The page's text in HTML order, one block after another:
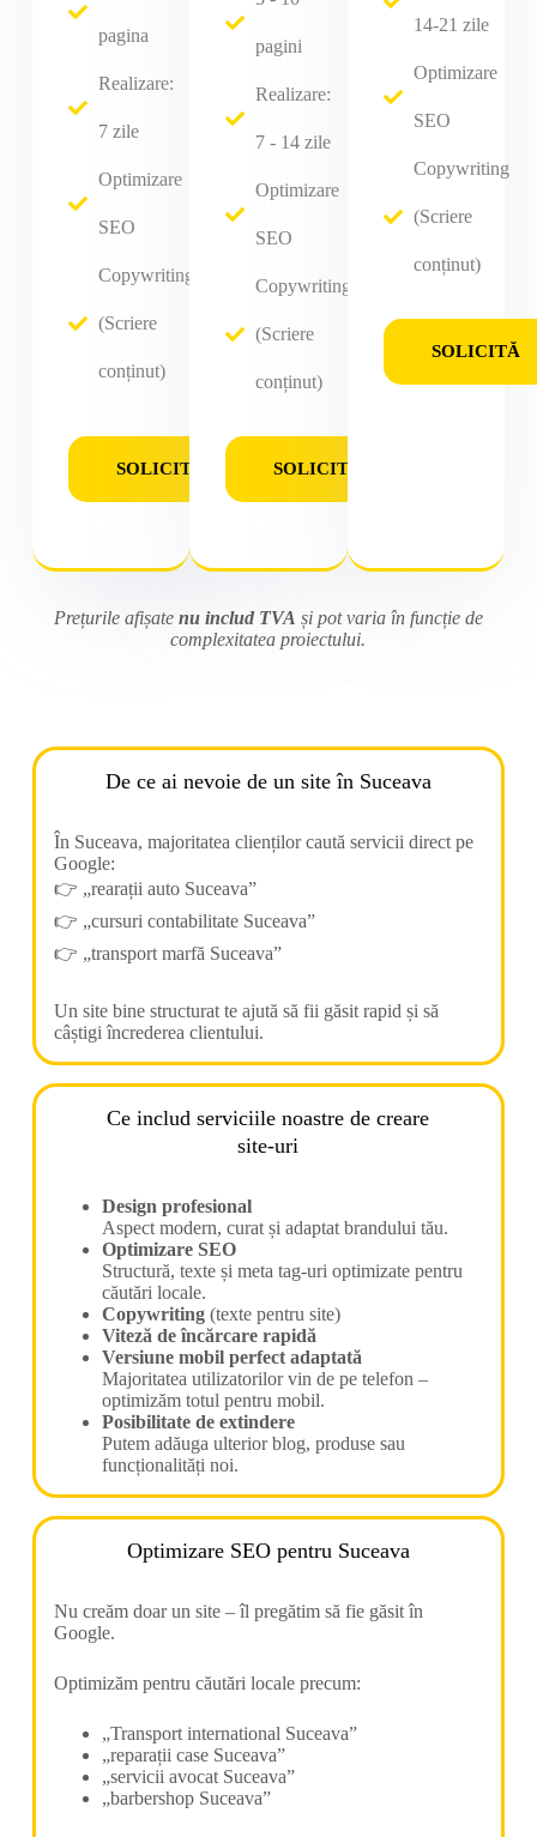
pagina
Realizare:
7 zile
Optimizare
SEO
Copywriting
(Scriere
conținut)
SOLICITĂ
pagini
Realizare:
7 - 14 zile
Optimizare
SEO
Copywriting
(Scriere
conținut)
SOLICITĂ
14-21 zile
Optimizare
SEO
Copywriting
(Scriere
conținut)
SOLICITĂ
Prețurile afișate nu includ TVA și pot varia în funcție de
complexitatea proiectului.
De ce ai nevoie de un site în Suceava
În Suceava, majoritatea clienților caută servicii direct pe
Google:
👉 „rearații auto Suceava”
👉 „cursuri contabilitate Suceava”
👉 „transport marfă Suceava”
Un site bine structurat te ajută să fii găsit rapid și să
câștigi încrederea clientului.
Ce includ serviciile noastre de creare
site-uri
Design profesional
Aspect modern, curat și adaptat brandului tău.
Optimizare SEO
Structură, texte și meta tag-uri optimizate pentru
căutări locale.
Copywriting(texte pentru site)
Viteză de încărcare rapidă
Versiune mobil perfect adaptată
Majoritatea utilizatorilor vin de pe telefon –
optimizăm totul pentru mobil.
Posibilitate de extindere
Putem adăuga ulterior blog, produse sau
funcționalități noi.
Optimizare SEO pentru Suceava
Nu creăm doar un site – îl pregătim să fie găsit în
Google.
Optimizăm pentru căutări locale precum:
„Transport international Suceava”
„reparații case Suceava”
„servicii avocat Suceava”
„barbershop Suceava”